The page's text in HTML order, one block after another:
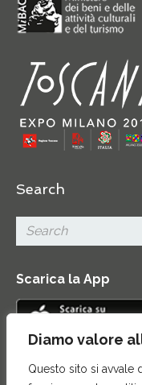
Diamo valore
Questo sito si avvale
Search
Scarica la App
Contatti|Area